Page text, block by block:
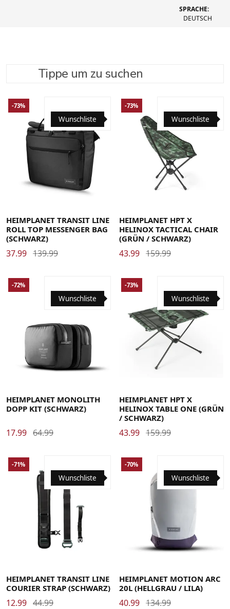
SPRACHE:
DEUTSCH
Tippe um zu suchen
SUCHE VERFEINERN EMPFOHLEN
Wunschliste
-73%
HEIMPLANET TRANSIT LINE
ROLL TOP MESSENGER BAG
(SCHWARZ)
37.99 139.99
Wunschliste
-73%
HEIMPLANET HPT X
HELINOX TACTICAL CHAIR
(GRÜN / SCHWARZ)
43.99 159.99
Wunschliste
-72%
HEIMPLANET MONOLITH
DOPP KIT (SCHWARZ)
17.99 64.99
Wunschliste
-73%
HEIMPLANET HPT X
HELINOX TABLE ONE (GRÜN
/ SCHWARZ)
43.99 159.99
Wunschliste
-71%
HEIMPLANET TRANSIT LINE
COURIER STRAP (SCHWARZ)
12.99 44.99
Wunschliste
-70%
HEIMPLANET MOTION ARC
20L (HELLGRAU / LILA)
40.99 134.99